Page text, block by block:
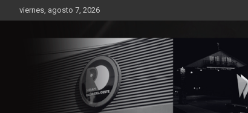
al
viernes, agosto 7, 2026